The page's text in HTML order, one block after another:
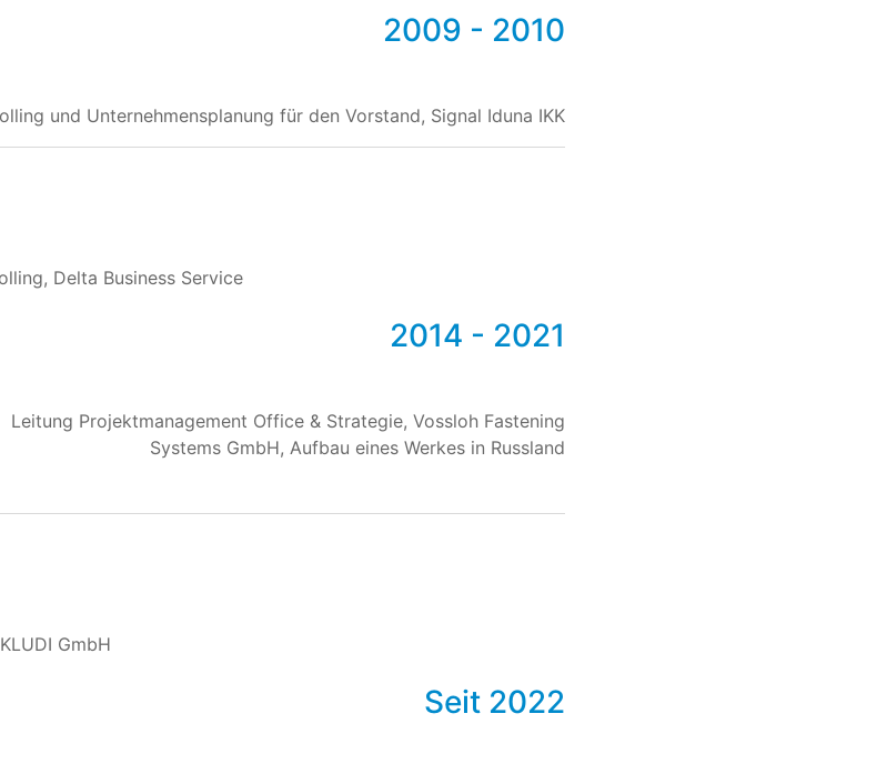
2009 - 2010
und Unternehmensplanung für den Vorstand, Signal Iduna IKK
Delta Business Service
2014 - 2021
Leitung Projektmanagement Office & Strategie, Vossloh Fastening
Systems GmbH, Aufbau eines Werkes in Russland
GmbH
Seit 2022